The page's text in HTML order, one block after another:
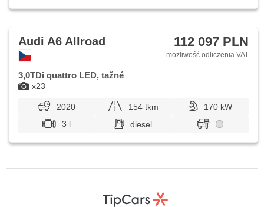
x23
Audi A6 Allroad 112 097 PLN
możliwość odliczenia VAT
3,0TDi quattro LED, tažné
2020 154 tkm
170 kW
3 l
diesel